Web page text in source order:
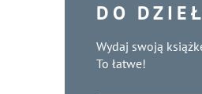
DO
Wydaj swoją
To łatwe!